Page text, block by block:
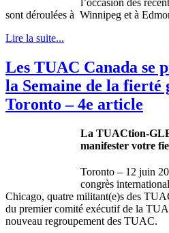
sont déroulées à Winnipeg et à
Lire la suite...
Les TUAC Canada se
la Semaine de la fierté
Toronto – 4e article
La TUACtion-
manifester votre
Toronto – 12 juin
congrès
Chicago, quatre militant(e)s des
du premier comité exécutif de la
nouveau regroupement des TUAC.